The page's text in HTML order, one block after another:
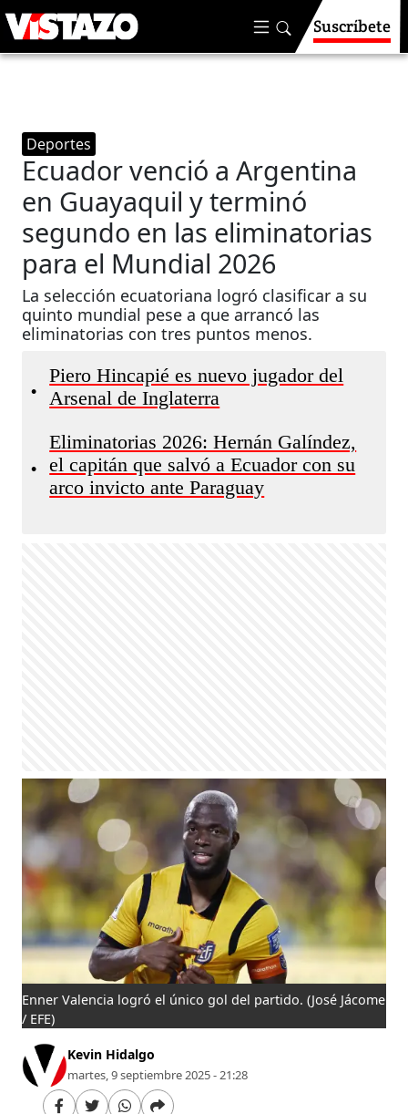
Suscríbete
Deportes
Ecuador venció a Argentina
en Guayaquil y terminó
segundo en las eliminatorias
para el Mundial 2026
La selección ecuatoriana logró clasificar a su
quinto mundial pese a que arrancó las
eliminatorias con tres puntos menos.
•
Piero Hincapié es nuevo jugador del
Arsenal de Inglaterra
•
Eliminatorias 2026: Hernán Galíndez,
el capitán que salvó a Ecuador con su
arco invicto ante Paraguay
Enner Valencia logró el único gol del partido.(José Jácome
/ EFE)
Kevin Hidalgo
martes, 9 septiembre 2025 - 21:28